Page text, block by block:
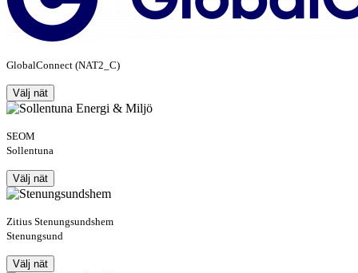
GlobalConnect (NAT2_C)
Välj nät
SEOM
Sollentuna
Välj nät
Zitius Stenungsundshem
Stenungsund
Välj nät